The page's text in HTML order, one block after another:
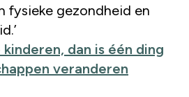
fysieke gezondheid en
kinderen, dan is één ding
veranderen